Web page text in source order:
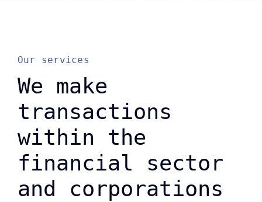
Our services
We make
transactions
within the
financial sector
and corporations